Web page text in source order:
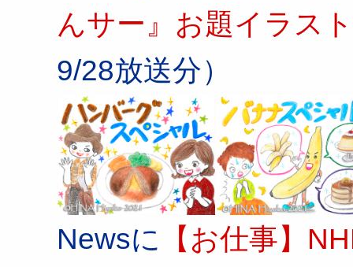
んサー』お題イラス
9/28放送分）
Newsに 【お仕事】